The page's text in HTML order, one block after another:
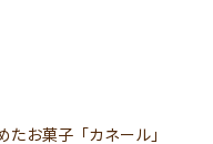
お菓子「カネール」